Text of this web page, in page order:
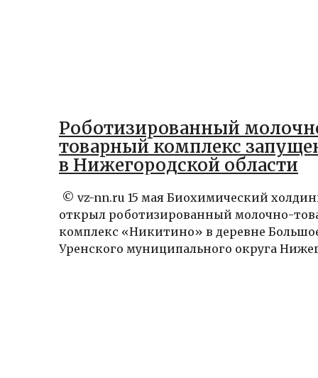
Роботизированный
товарный комплекс
в Нижегородской области
© vz-nn.ru 15 мая Биохимический
открыл роботизированный молочно-
комплекс «Никитино» в деревне
Уренского муниципального округа